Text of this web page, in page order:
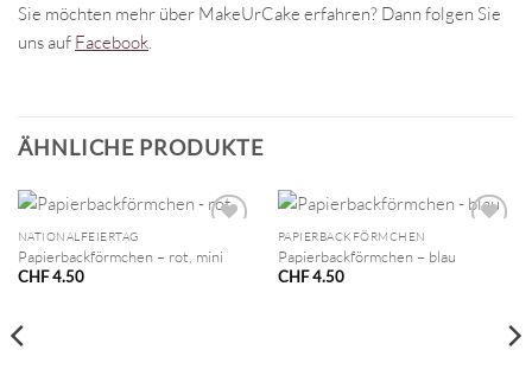
Sie möchten mehr über MakeUrCake erfahren? Dann folgen Sie
uns auf Facebook.
ÄHNLICHE PRODUKTE
NATIONALFEIERTAG
Papierbackförmchen – rot, mini
CHF4.50
PAPIERBACKFÖRMCHEN
Papierbackförmchen – blau
CHF4.50